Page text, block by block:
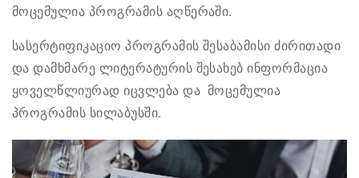
მოცემულია პროგრამის აღწერაში.
სასერტიფიკაციო პროგრამის შესაბამისი ძირითადი
და დამხმარე ლიტერატურის შესახებ ინფორმაცია
ყოველწლიურად იცვლება და მოცემულია
პროგრამის სილაბუსში.